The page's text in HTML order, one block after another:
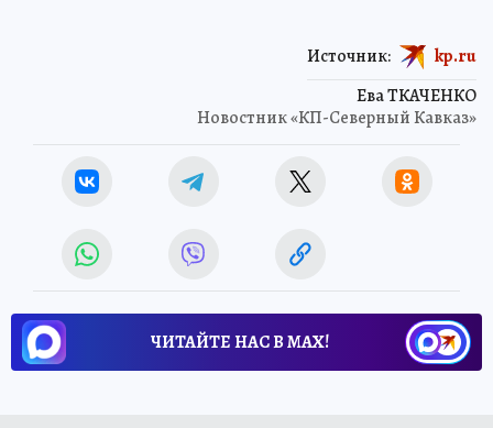
Ева ТКАЧЕНКО
Новостник «КП-Северный Кавказ»
Источник: kp.ru
ЧИТАЙТЕ НАС В МАХ!